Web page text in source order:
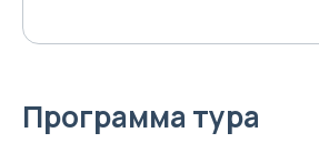
Программа тура